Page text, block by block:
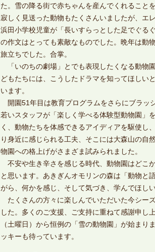
た。雪の降る街で赤ちゃんを産んでくれること
寂しく見送った動物もたくさんいましたが、エ
浜田小学校児童が「長いすらっとした足でぐる
の作文はとっても素敵なものでした。晩年は動
旅立ちでした。合掌。
「いのちの劇場」とでも表現したくなる動物
どもたちには、こうしたドラマを知ってほしい
います。
開園51年目は教育プログラムをさらにブラッ
若いスタッフが「楽しく学べる体験型動物園」
く、動物たちを体感できるアイディアを駆使し
り身近に感じられる工夫、そこには大森山の自
物園への格上げがさまざま試みられました。
不安や生き辛さを感じる時代、動物園はどこ
と思います。あきぎんオモリンの森は「動物と
がら、何かを感じ、そして気づき、学んでほしい
たくさんの方々に楽しんでいただいた今シー
した。多くのご支援、ご支持に重ねて感謝申し
（土曜日）から恒例の「雪の動物園」が始ま
ッキーも待っています。